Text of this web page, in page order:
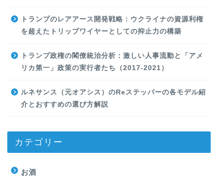
トランプのレアアース開発戦略：ウクライナの資源利権
を超えたトリップワイヤーとしての抑止力の構築
トランプ政権の閣僚統治分析：激しい人事流動と「アメ
リカ第一」政策の実行者たち（2017-2021）
ルネサンス（元オアシス）のReステッパーの各モデル紹
介とおすすめの選び方解説
カテゴリー
お酒